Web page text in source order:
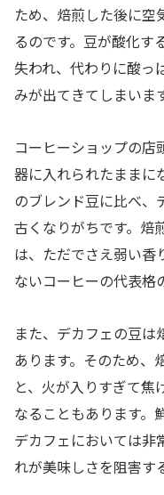
ため、焙煎した後に空
るのです。豆が酸化す
失われ、代わりに酸っ
みが出てきてしまいま
コーヒーショップの店
器に入れられたままに
のブレンド豆に比べ、
古くなりがちです。焙
は、ただでさえ弱い香
ないコーヒーの代表格
また、デカフェの豆は
あります。そのため、
と、火が入りすぎて焦
なることもあります。
デカフェにおいては非
れが美味しさを阻害す